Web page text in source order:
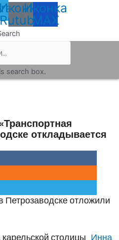
Rutube
Иконка
MAX
search box.
откладывается
отложили
столицы Инна